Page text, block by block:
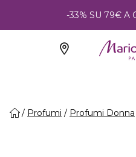
-33% SU 79€ A
Profumi Profumi Donna